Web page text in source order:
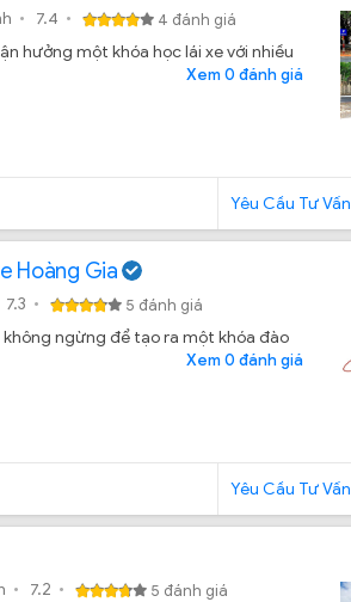
7.4
4 đánh giá
hưởng một khóa học lái xe với nhiều
Xem 0 đánh giá
Yêu Cầu Tư Vấn
Hoàng Gia
7.3
5 đánh giá
ngừng để tạo ra một khóa đào
Xem 0 đánh giá
Yêu Cầu Tư Vấn
7.2
5 đánh giá